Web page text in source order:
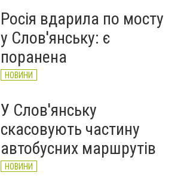
Росія вдарила по мосту
у Слов'янську: є
поранена
НОВИНИ
У Слов'янську
скасовують частину
автобусних маршрутів
НОВИНИ